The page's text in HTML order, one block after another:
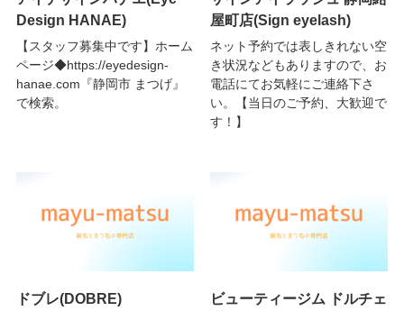
Design HANAE)
【スタッフ募集中です】ホーム
ページ◆https://eyedesign-
hanae.com『静岡市 まつげ』
で検索。
屋町店(Sign eyelash)
ネット予約では表しきれない空
き状況などもありますので、お
電話にてお気軽にご連絡下さ
い。【当日のご予約、大歓迎で
す！】
ドブレ(DOBRE)
ビューティージム ドルチェ